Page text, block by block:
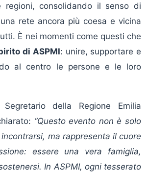
regioni, consolidando il senso di
rete ancora più coesa e vicina
È nei momenti come questi che
di ASPMI: unire, supportare e
al centro le persone e le loro
della Regione Emilia
“Questo evento non è solo
incontrarsi, ma rappresenta il cuore
essere una vera famiglia,
In ASPMI, ogni tesserato